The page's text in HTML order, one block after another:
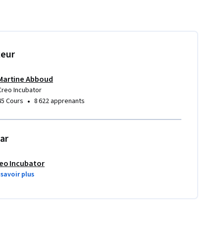
Abboud
Incubator
Cours • 8 622 apprenants
Incubator
savoir plus